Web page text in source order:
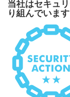
当社はセキュ
り組んでいます